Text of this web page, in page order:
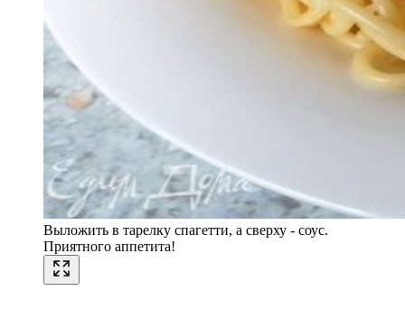
Выложить в тарелку спагетти, а сверху - соус.
Приятного аппетита!